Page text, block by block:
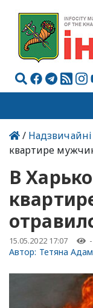
/ Надзвичайні
квартире
В
15.05.2022 17:07 -
Автор: Тетяна